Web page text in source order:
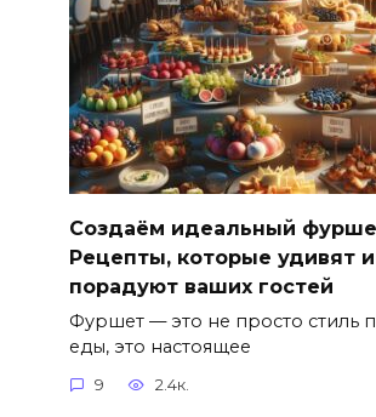
Создаём идеальный
Рецепты, которые удивят и
порадуют ваших гостей
Фуршет — это не просто стиль
еды, это настоящее
9 2.4к.